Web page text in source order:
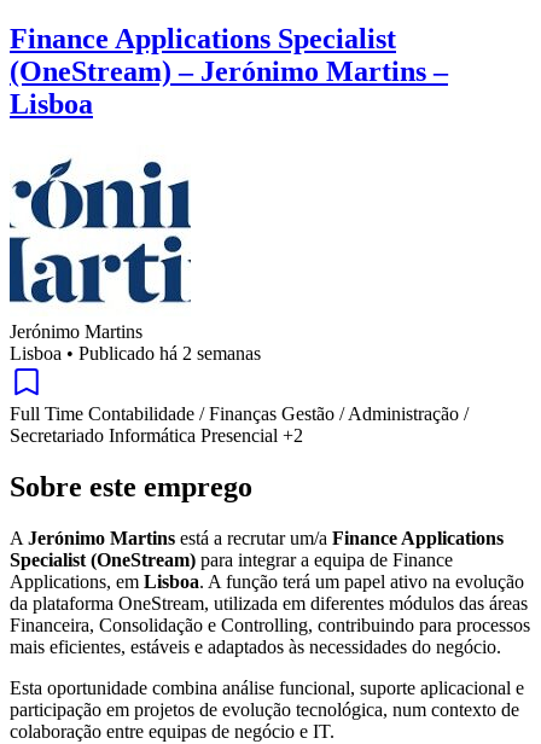
Finance Applications Specialist
(OneStream) – Jerónimo Martins –
Lisboa
Jerónimo Martins
Lisboa • Publicado há 2 semanas
Full Time Contabilidade / Finanças Gestão / Administração /
Secretariado Informática Presencial +2
Sobre este emprego
A Jerónimo Martins está a recrutar um/a Finance Applications
Specialist (OneStream) para integrar a equipa de Finance
Applications, em Lisboa. A função terá um papel ativo na evolução
da plataforma OneStream, utilizada em diferentes módulos das áreas
Financeira, Consolidação e Controlling, contribuindo para processos
mais eficientes, estáveis e adaptados às necessidades do negócio.
Esta oportunidade combina análise funcional, suporte aplicacional e
participação em projetos de evolução tecnológica, num contexto de
colaboração entre equipas de negócio e IT.